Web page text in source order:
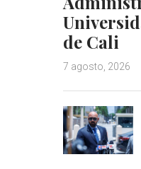
de Cali
7 agosto, 2026